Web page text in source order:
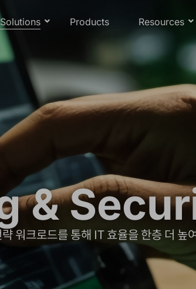
Solutions Products Resources
&
워크로드를 통해 IT 효율을 한층 더 높